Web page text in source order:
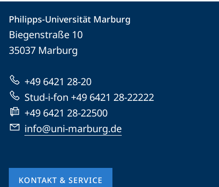
Kontakt
und
Informationen
zur
Website
Kontaktinformationen
Philipps-
Universität
Marburg
Philipps-Universität Marburg
Biegenstraße 10
35037 Marburg
+49 6421 28-20
Stud-i-fon +49 6421 28-22222
+49 6421 28-22500
info@uni-marburg.de
KONTAKT & SERVICE